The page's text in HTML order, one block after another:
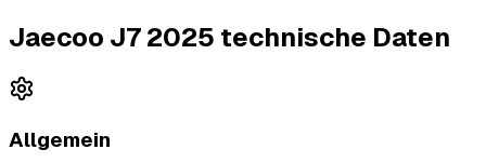
Jaecoo J7 2025 technische Daten
Allgemein